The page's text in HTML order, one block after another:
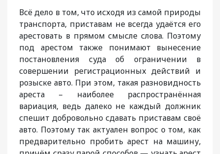
Всё дело в том, что исходя из самой природы
транспорта, приставам не всегда удаётся его
арестовать в прямом смысле слова. Поэтому
под арестом также понимают вынесение
постановления суда об ограничении в
совершении регистрационных действий и
розыске авто. При этом, такая разновидность
ареста – наиболее распространённая
вариация, ведь далеко не каждый должник
спешит добровольно сдавать приставам своё
авто. Поэтому так актуален вопрос о том, как
предварительно пробить арест на машину,